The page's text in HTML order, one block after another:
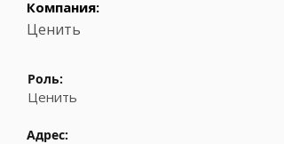
Компания:
Ценить
Роль:
Ценить
Адрес: